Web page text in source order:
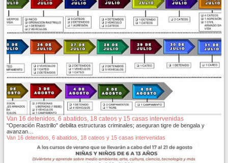
Van 16 detenidos, 6 abatidos, 18 cateos y 15 casas intervenidas
"Operación Rastrillo" debilita estructuras criminales; aseguran tigre de bengala y
avanzan…
Van 16 detenidos, 6 abatidos, 18 cateos y 15 casas intervenidas